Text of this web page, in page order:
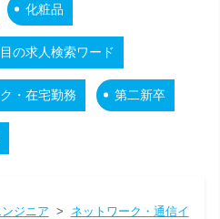
化粧品
の求人検索ワード
・在宅勤務 第二新卒
ンジニア > ネットワーク・通信イ